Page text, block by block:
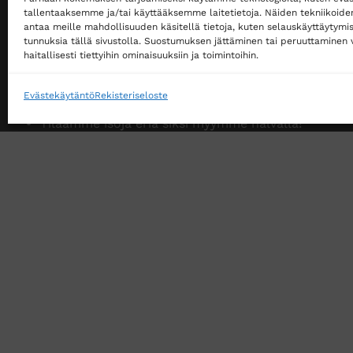
tallentaaksemme ja/tai käyttääksemme laitetietoja. Näiden
antaa meille mahdollisuuden käsitellä tietoja, kuten
tunnuksia tällä sivustolla. Suostumuksen jättäminen tai peruuttaminen
haitallisesti tiettyihin ominaisuuksiin ja toimintoihin.
EvästekäytäntöRekisteriseloste
Ilmainen toimitus noutopisteeseen yli 200 €
tilauksille!
tilauksille!
Tilaamme isoja eriä siksi myymme halvalla!